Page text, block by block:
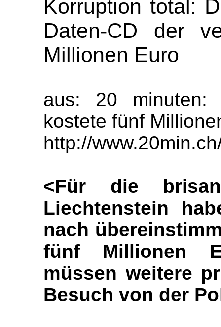
Korruption total:
Daten-CD der
Millionen Euro
aus: 20 minuten:
kostete fünf
http://
<Für die
Liechtenstein
nach
fünf Millionen
müssen weitere
Besuch von der